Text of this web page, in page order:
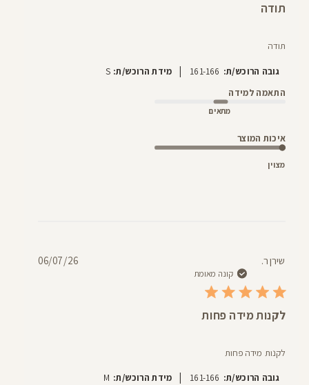
תודה
תודה
גובה הרוכש/ת: 161-166
| מידת הרוכש/ת: S
התאמה למידה
מתאים
איכות המוצר
מצוין
שירן ר.
קונה מאומת
לקנות מידה פחות
לקנות מידה פחות
גובה הרוכש/ת: 161-166
| מידת הרוכש/ת: M
תאריך06/07/26